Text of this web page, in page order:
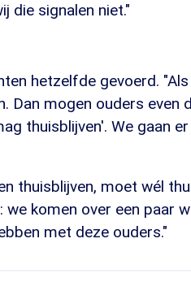
die signalen niet."
hetzelfde gevoerd.
Dan mogen ouders even
thuisblijven'. We gaan
thuisblijven, moet wél
we komen over een paar
met deze ouders."